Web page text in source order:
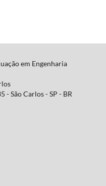
em Engenharia
- São Carlos - SP - BR